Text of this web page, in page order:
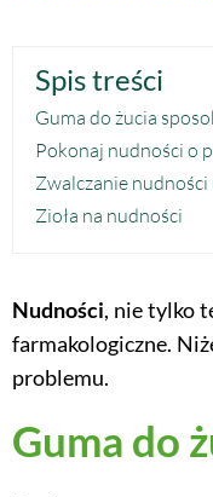
Spis treści
Guma do żucia
Pokonaj nudności o
Zwalczanie
Zioła na nudności
Nudności, nie tylko
farmakologiczne.
problemu.
Guma do